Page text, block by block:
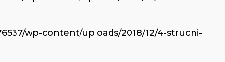
wp-content/uploads/2018/12/4-strucni-